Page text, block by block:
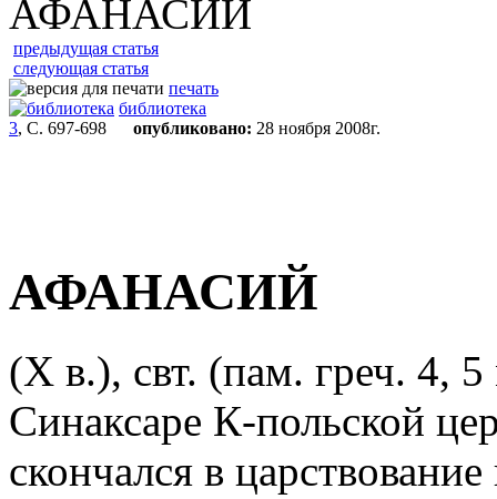
АФАНАСИЙ
предыдущая статья
следующая статья
печать
библиотека
3, С. 697-698 опубликовано: 28 ноября 2008г.
АФАНАСИЙ
(Х в.), свт. (пам. греч. 4,
Синаксаре К-польской
скончался в